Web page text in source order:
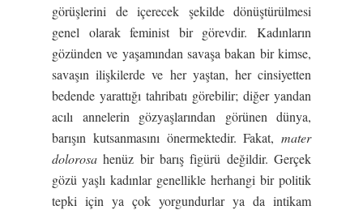
görüşlerini de içerecek şekilde dönüştürülmesi
genel olarak feminist bir görevdir. Kadınların
gözünden ve yaşamından savaşa bakan bir kimse,
savaşın ilişkilerde ve her yaştan, her cinsiyetten
bedende yarattığı tahribatı görebilir; diğer yandan
acılı annelerin gözyaşlarından görünen dünya,
barışın kutsanmasını önermektedir. Fakat, mater
dolorosa henüz bir barış figürü değildir. Gerçek
gözü yaşlı kadınlar genellikle herhangi bir politik
tepki için ya çok yorgundurlar ya da intikam